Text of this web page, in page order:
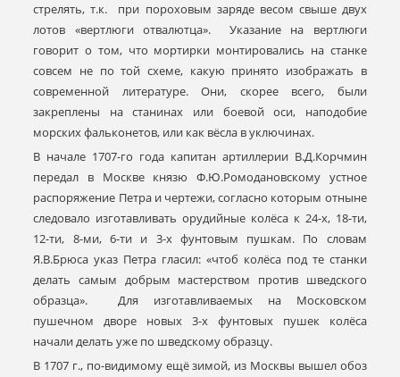
стрелять, т.к. при пороховым заряде весом свыше двух
лотов «вертлюги отвалютца». Указание на вертлюги
говорит о том, что мортирки монтировались на станке
совсем не по той схеме, какую принято изображать в
современной литературе. Они, скорее всего, были
закреплены на станинах или боевой оси, наподобие
морских фальконетов, или как вёсла в уключинах.
В начале 1707-го года капитан артиллерии В.Д.Корчмин
передал в Москве князю Ф.Ю.Ромодановскому устное
распоряжение Петра и чертежи, согласно которым отныне
следовало изготавливать орудийные колёса к 24-х, 18-ти,
12-ти, 8-ми, 6-ти и 3-х фунтовым пушкам. По словам
Я.В.Брюса указ Петра гласил: «чтоб колёса под те станки
делать самым добрым мастерством против шведского
образца». Для изготавливаемых на Московском
пушечном дворе новых 3-х фунтовых пушек колёса
начали делать уже по шведскому образцу.
В 1707 г., по-видимому ещё зимой, из Москвы вышел обоз